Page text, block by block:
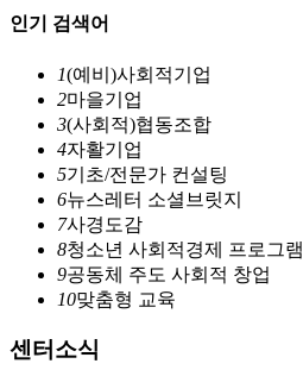
인기 검색어
1(예비)사회적기업
2마을기업
3(사회적)협동조합
4자활기업
5기초/전문가 컨설팅
6뉴스레터 소셜브릿지
7사경도감
8청소년 사회적경제 프로그램
9공동체 주도 사회적 창업
10맞춤형 교육
센터소식